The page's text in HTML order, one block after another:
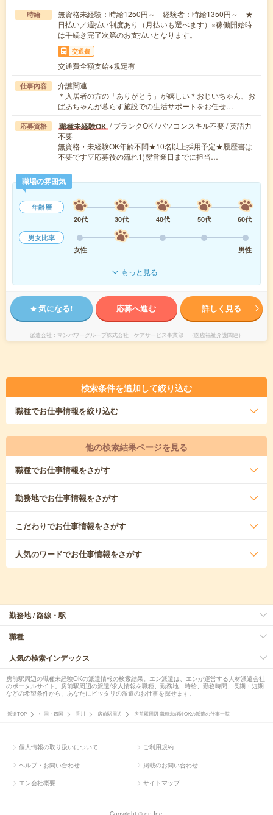
時給
無資格未経験：時給1250円～ 経験者：時給1350円～ ★
日払い／週払い制度あり（月払いも選べます）※稼働開始時
は手続き完了次第のお支払いとなります。
交通費
交通費全額支給※規定有
仕事内容
介護関連
＊入居者の方の「ありがとう」が嬉しい＊おじいちゃん、お
ばあちゃんが暮らす施設での生活サポートをお任せ…
応募資格 職種未経験OK / ブランクOK / パソコンスキル不要 / 英語力
不要
無資格・未経験OK年齢不問★10名以上採用予定★履歴書は
不要です▽応募後の流れ1)翌営業日までに担当…
職場の雰囲気
年齢層
20代
30代 40代 50代
60代
男女比率
女性
男性
もっと見る
気になる! 応募へ進む 詳しく見る
派遣会社 マンパワーグループ株式会社 ケアサービス事業部 （医療福祉介護関連）
検索条件を追加して絞り込む
職種でお仕事情報を絞り込む
他の検索結果ページを見る
職種でお仕事情報をさがす
勤務地でお仕事情報をさがす
こだわりでお仕事情報をさがす
人気のワードでお仕事情報をさがす
勤務地 / 路線・駅
職種
人気の検索インデックス
房前駅周辺の職種未経験OKの派遣情報の検索結果。エン派遣は、エンが運営する人材派遣会社
のポータルサイト。房前駅周辺の派遣/求人情報を職種、勤務地、時給、勤務時間、長期・短期
などの希望条件から、あなたにピッタリの派遣のお仕事を探せます。
派遣TOP 中国・四国 香川 房前駅周辺 房前駅周辺 職種未経験OKの派遣の仕事一覧
個人情報の取り扱いについて ご利用規約
ヘルプ・お問い合わせ 掲載のお問い合わせ
エン会社概要 サイトマップ